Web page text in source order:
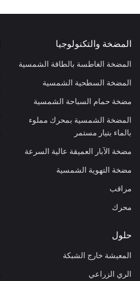
المضخة والتكنولوجيا
المضخة الغاطسة بالطاقة الشمسية
المضخة السطحية الشمسية
مضخة حمام السباحة الشمسية
المضخة الشمسية بمحرك مملوء
بالماء بتيار مستمر
مضخة الآبار العميقة عالية السرعة
مضخة التهوية الشمسية
مراقب
محرك
حلول
المعيشة خارج الشبكة
الري الزراعي